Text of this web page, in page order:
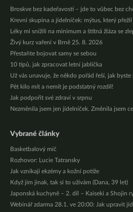
Broskve bez kadeřavosti – jde to vůbec bez
Krevní skupina a jídelníček: mýtus, který
Léky mi snížili na minimum a štítná žláza se
Živý kurz vaření v Brně 25. 8. 2026
Přestaňte bojovat samy se sebou
10 tipů, jak zpracovat letní jablíčka
Už vás unavuje, že někdo pořád řeší, jak byste
Pět kilo mít a nemít je podstatný rozdíl!
Jak podpořit své zdraví v srpnu
Nezměnila jsem jen jídelníček. Změnila jsem
Vybrané články
Basketbalový míč
Rozhovor: Lucie Tatransky
Jak vznikají ekzémy a kožní potíže
Když jím jinak, tak si to užívám (Dana, 39 let)
Japonská kuchyně – 2. díl – Kaiseki a Shojin
Webinář zdarma 28.1. ve 20:00: Jak upravit